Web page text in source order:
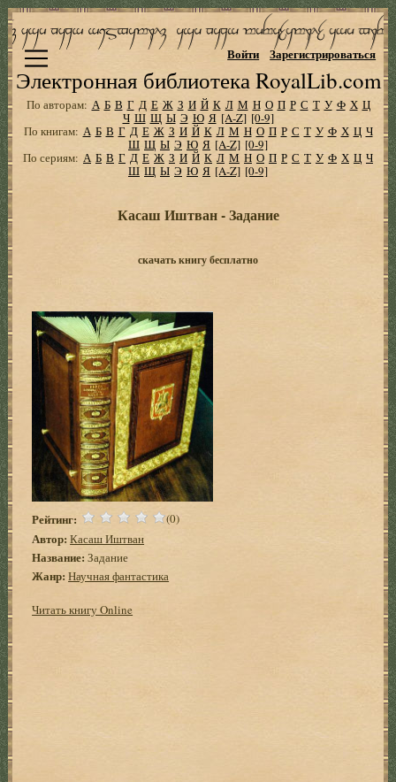
Электронная библиотека RoyalLib.com
Войти Зарегистрироваться
По авторам: А Б В Г Д Е Ж З И Й К Л М Н О П Р С Т У Ф Х Ц
Ч Ш Щ Ы Э Ю Я [A-Z] [0-9]
По книгам: А Б В Г Д Е Ж З И Й К Л М Н О П Р С Т У Ф Х Ц Ч
Ш Щ Ы Э Ю Я [A-Z] [0-9]
По сериям: А Б В Г Д Е Ж З И Й К Л М Н О П Р С Т У Ф Х Ц Ч
Ш Щ Ы Э Ю Я [A-Z] [0-9]
Касаш Иштван - Задание
скачать книгу бесплатно
Рейтинг: (0)
Автор: Касаш Иштван
Название: Задание
Жанр: Научная фантастика
Читать книгу Online